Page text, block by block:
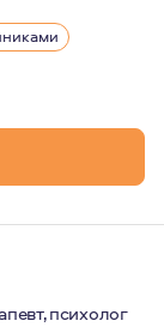
и личной
психолог